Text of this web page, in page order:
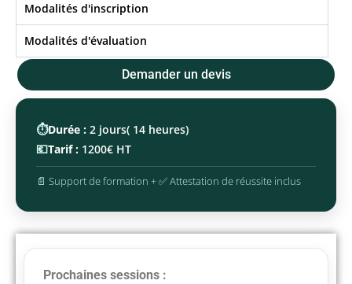
Modalités d'inscription
Modalités d'évaluation
Demander un devis
⏱️Durée : 2 jours( 14 heures)
💶Tarif : 1200€ HT
📄 Support de formation + ✅ Attestation de réussite inclus
Prochaines sessions :